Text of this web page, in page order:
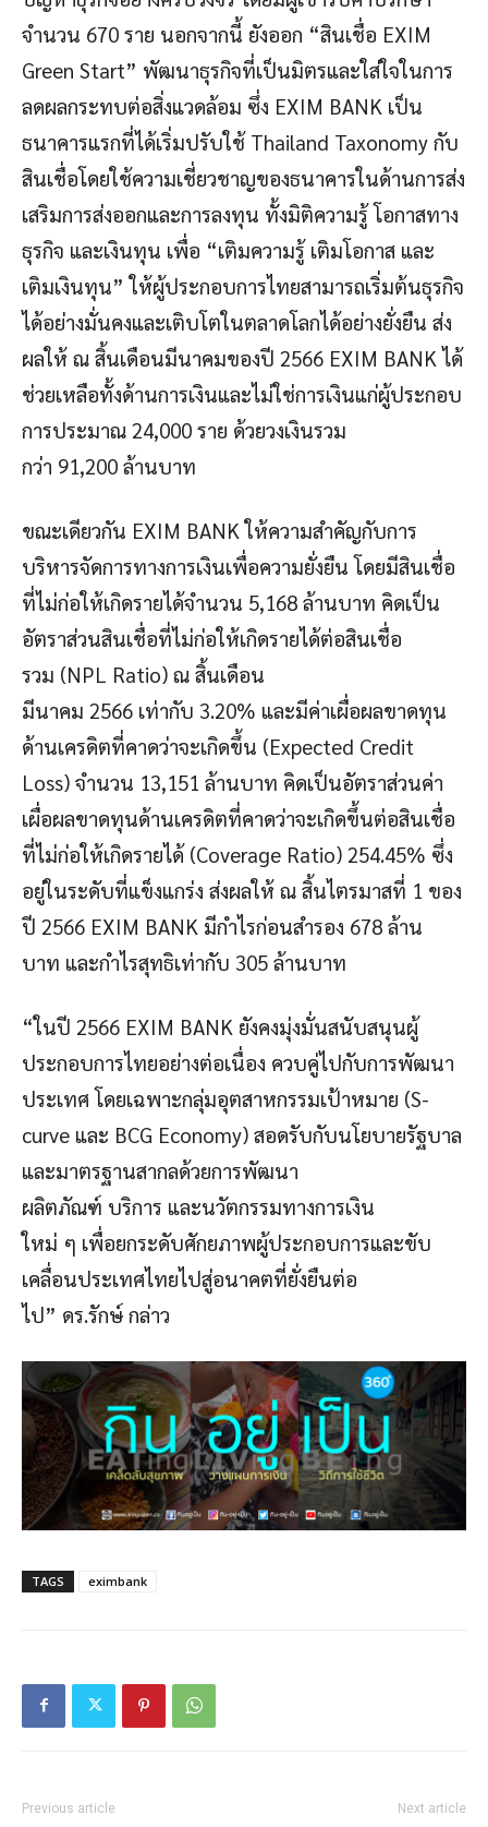
จำนวน 670 ราย นอกจากนี้ ยังออก “สินเชื่อ EXIM
Green Start” พัฒนาธุรกิจที่เป็นมิตรและใส่ใจในการ
ลดผลกระทบต่อสิ่งแวดล้อม ซึ่ง EXIM BANK เป็น
ธนาคารแรกที่ได้เริ่มปรับใช้ Thailand Taxonomy กับ
สินเชื่อโดยใช้ความเชี่ยวชาญของธนาคารในด้านการส่ง
เสริมการส่งออกและการลงทุน ทั้งมิติความรู้ โอกาสทาง
ธุรกิจ และเงินทุน เพื่อ “เติมความรู้ เติมโอกาส และ
เติมเงินทุน” ให้ผู้ประกอบการไทยสามารถเริ่มต้นธุรกิจ
ได้อย่างมั่นคงและเติบโตในตลาดโลกได้อย่างยั่งยืน ส่ง
ผลให้ ณ สิ้นเดือนมีนาคมของปี 2566 EXIM BANK ได้
ช่วยเหลือทั้งด้านการเงินและไม่ใช่การเงินแก่ผู้ประกอบ
การประมาณ 24,000 ราย ด้วยวงเงินรวม
กว่า 91,200 ล้านบาท
ขณะเดียวกัน EXIM BANK ให้ความสำคัญกับการ
บริหารจัดการทางการเงินเพื่อความยั่งยืน โดยมีสินเชื่อ
ที่ไม่ก่อให้เกิดรายได้จำนวน 5,168 ล้านบาท คิดเป็น
อัตราส่วนสินเชื่อที่ไม่ก่อให้เกิดรายได้ต่อสินเชื่อ
รวม (NPL Ratio) ณ สิ้นเดือน
มีนาคม 2566 เท่ากับ 3.20% และมีค่าเผื่อผลขาดทุน
ด้านเครดิตที่คาดว่าจะเกิดขึ้น (Expected Credit
Loss) จำนวน 13,151 ล้านบาท คิดเป็นอัตราส่วนค่า
เผื่อผลขาดทุนด้านเครดิตที่คาดว่าจะเกิดขึ้นต่อสินเชื่อ
ที่ไม่ก่อให้เกิดรายได้ (Coverage Ratio) 254.45% ซึ่ง
อยู่ในระดับที่แข็งแกร่ง ส่งผลให้ ณ สิ้นไตรมาสที่ 1 ของ
ปี 2566 EXIM BANK มีกำไรก่อนสำรอง 678 ล้าน
บาท และกำไรสุทธิเท่ากับ 305 ล้านบาท
“ในปี 2566 EXIM BANK ยังคงมุ่งมั่นสนับสนุนผู้
ประกอบการไทยอย่างต่อเนื่อง ควบคู่ไปกับการพัฒนา
ประเทศ โดยเฉพาะกลุ่มอุตสาหกรรมเป้าหมาย (S-
curve และ BCG Economy) สอดรับกับนโยบายรัฐบาล
และมาตรฐานสากลด้วยการพัฒนา
ผลิตภัณฑ์ บริการ และนวัตกรรมทางการเงิน
ใหม่ ๆ เพื่อยกระดับศักยภาพผู้ประกอบการและขับ
เคลื่อนประเทศไทยไปสู่อนาคตที่ยั่งยืนต่อ
ไป” ดร.รักษ์ กล่าว
TAGS eximbank
Previous article Next article